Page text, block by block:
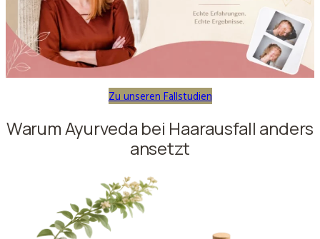
Zu unseren Fallstudien
Warum Ayurveda bei Haarausfall anders
ansetzt